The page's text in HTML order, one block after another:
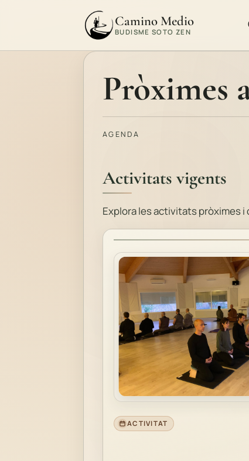
Camino Medio
BUDISME SOTO ZEN
Pròximes
AGENDA
Activitats vigents
Explora les activitats pròximes
ACTIVITAT